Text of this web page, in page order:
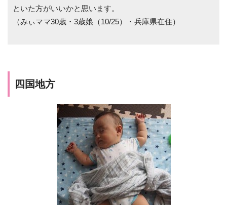
といた方がいいかと思います。
（みぃママ30歳・3歳娘（10/25）・兵庫県在住）
四国地方